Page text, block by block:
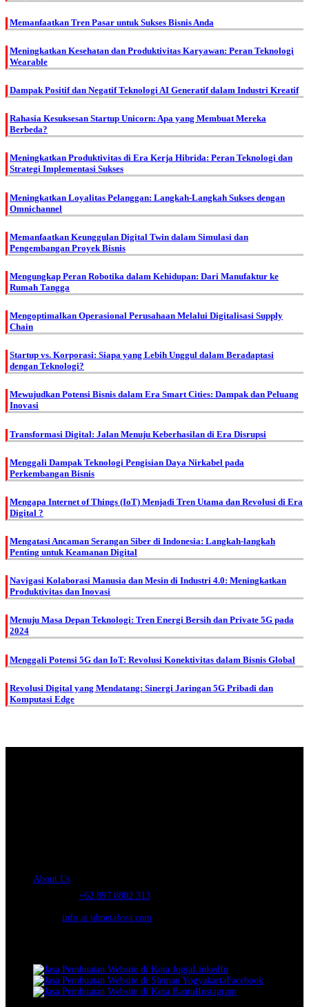
Memanfaatkan Tren Pasar untuk Sukses Bisnis Anda
Meningkatkan Kesehatan dan Produktivitas Karyawan: Peran Teknologi
Wearable
Dampak Positif dan Negatif Teknologi AI Generatif dalam Industri Kreatif
Rahasia Kesuksesan Startup Unicorn: Apa yang Membuat Mereka
Berbeda?
Meningkatkan Produktivitas di Era Kerja Hibrida: Peran Teknologi dan
Strategi Implementasi Sukses
Meningkatkan Loyalitas Pelanggan: Langkah-Langkah Sukses dengan
Omnichannel
Memanfaatkan Keunggulan Digital Twin dalam Simulasi dan
Pengembangan Proyek Bisnis
Mengungkap Peran Robotika dalam Kehidupan: Dari Manufaktur ke
Rumah Tangga
Mengoptimalkan Operasional Perusahaan Melalui Digitalisasi Supply
Chain
Startup vs. Korporasi: Siapa yang Lebih Unggul dalam Beradaptasi
dengan Teknologi?
Mewujudkan Potensi Bisnis dalam Era Smart Cities: Dampak dan Peluang
Inovasi
Transformasi Digital: Jalan Menuju Keberhasilan di Era Disrupsi
Menggali Dampak Teknologi Pengisian Daya Nirkabel pada
Perkembangan Bisnis
Mengapa Internet of Things (IoT) Menjadi Tren Utama dan Revolusi di Era
Digital ?
Mengatasi Ancaman Serangan Siber di Indonesia: Langkah-langkah
Penting untuk Keamanan Digital
Navigasi Kolaborasi Manusia dan Mesin di Industri 4.0: Meningkatkan
Produktivitas dan Inovasi
Menuju Masa Depan Teknologi: Tren Energi Bersih dan Private 5G pada
2024
Menggali Potensi 5G dan IoT: Revolusi Konektivitas dalam Bisnis Global
Revolusi Digital yang Mendatang: Sinergi Jaringan 5G Pribadi dan
Komputasi Edge
About Us
+62 897 8802 313
info at idmetafora.com
LinkedIn
Facebook
Instagram